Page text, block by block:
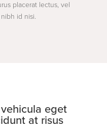
placerat lectus, vel
id nisi.
eget
at risus